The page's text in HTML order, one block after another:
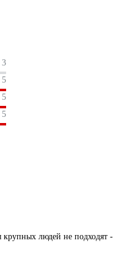
3
5
5
5
крупных людей не подходят -